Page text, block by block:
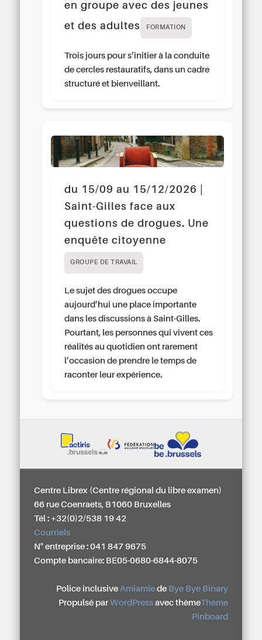
en groupe avec des jeunes
et des adultes
FORMATION
Trois jours pour s’initier à la conduite
de cercles restauratifs, dans un cadre
structuré et bienveillant.
du 15/09 au 15/12/2026 |
Saint-Gilles face aux
questions de drogues. Une
enquête citoyenne
GROUPE DE TRAVAIL
Le sujet des drogues occupe
aujourd’hui une place importante
dans les discussions à Saint-Gilles.
Pourtant, les personnes qui vivent ces
réalités au quotidien ont rarement
l’occasion de prendre le temps de
raconter leur expérience.
Centre Librex (Centre régional du libre examen)
66 rue Coenraets, B1060 Bruxelles
Tél : +32(0)2/538 19 42
Courriels
N° entreprise : 041 847 9675
Compte bancaire: BE05-0680-6844-8075
Police inclusive Amiamiede Bye Bye Binary
Propulsé par WordPressavec thèmeThème
Pinboard